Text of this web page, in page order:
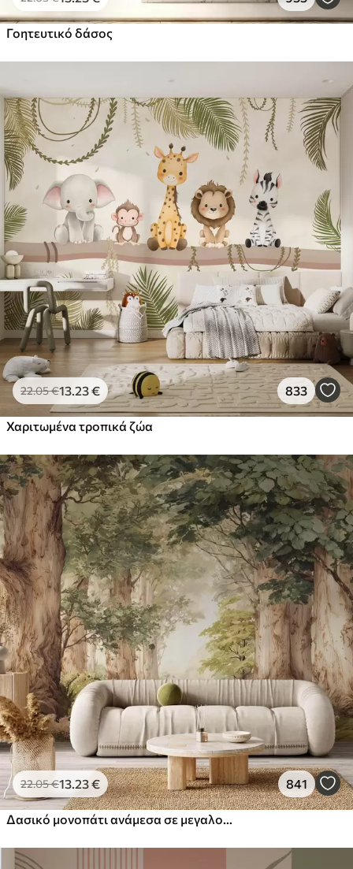
Γοητευτικό δάσος
22.05€13 .23€ 833
Χαριτωμένα τροπικά ζώα
22.05€13 .23€ 841